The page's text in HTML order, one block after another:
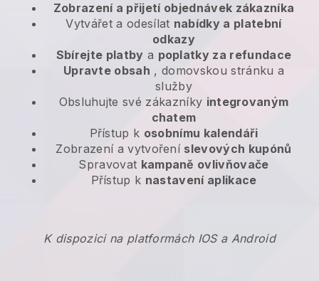
Zobrazení a přijetí objednávek zákazníka
Vytvářet a odesílat nabídky a platební
odkazy
Sbírejte platby a poplatky za refundace
Upravte obsah , domovskou stránku a
služby
Obsluhujte své zákazníky integrovaným
chatem
Přístup k osobnímu kalendáři
Zobrazení a vytvoření slevových kupónů
Spravovat kampaně ovlivňovače
Přístup k nastavení aplikace
K dispozici na platformách IOS a Android